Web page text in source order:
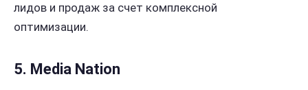
лидов и продаж за счет комплексной
оптимизации.
5. Media Nation